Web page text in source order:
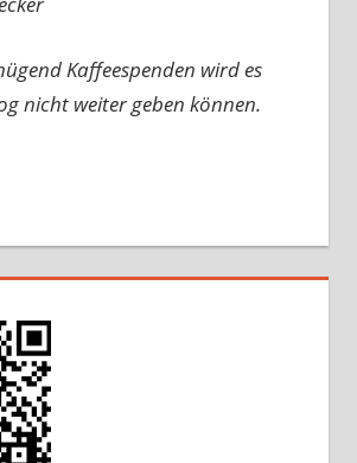
Kaffeespenden wird es
nicht weiter geben können.